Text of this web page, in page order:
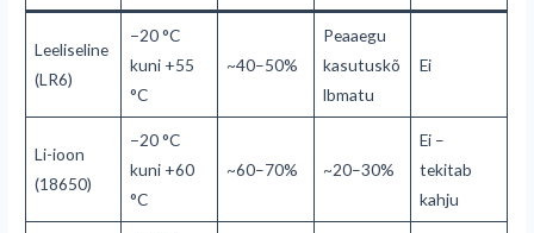
Leeliseline
(LR6)
−20 °C
kuni +55
°C
~40–50%
Peaaegu
kasutuskõ
lbmatu
Ei
Li-ioon
(18650)
−20 °C
kuni +60
°C
~60–70% ~20–30%
Ei –
tekitab
kahju